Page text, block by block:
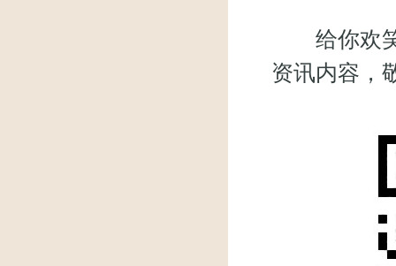
给你欢笑
资讯内容，